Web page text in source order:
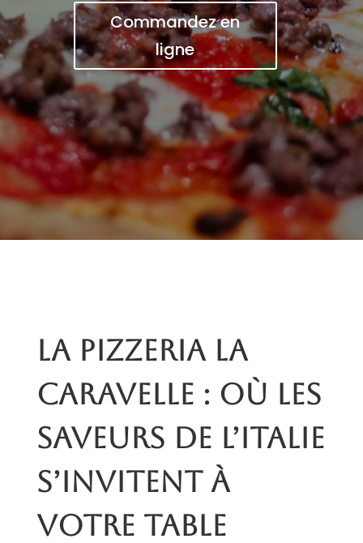
Commandez en
ligne
La pizzeria La
Caravelle : où les
saveurs de l’Italie
s’invitent à
votre table